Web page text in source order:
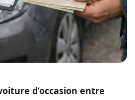
d’occasion entre